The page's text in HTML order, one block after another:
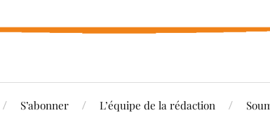
S’abonner L’équipe de la rédaction